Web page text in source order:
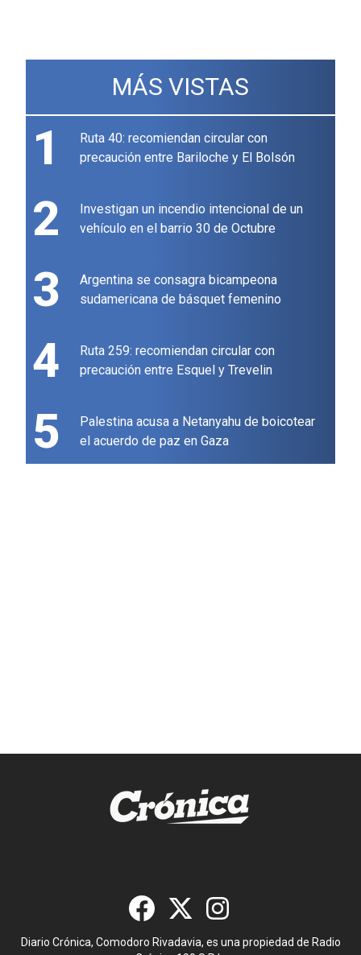
MÁS VISTAS
1
Ruta 40: recomiendan circular con
precaución entre Bariloche y El Bolsón
2
Investigan un incendio intencional de un
vehículo en el barrio 30 de Octubre
3
Argentina se consagra bicampeona
sudamericana de básquet femenino
4
Ruta 259: recomiendan circular con
precaución entre Esquel y Trevelin
5
Palestina acusa a Netanyahu de boicotear
el acuerdo de paz en Gaza
Diario Crónica, Comodoro Rivadavia, es una propiedad de Radio